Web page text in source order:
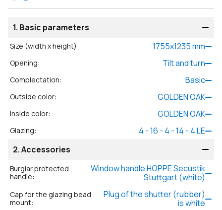
1. Basic parameters
Size (width x height): 1755x1235mm
Opening: Tilt and turn
Complectation: Basic
Outside color: GOLDEN OAK
Inside color: GOLDEN OAK
Glazing:
4 - 16 - 4 - 14 - 4 LE
2.Accessories
Burglar protected
handle:
Window handle HOPPE Secustik
Stuttgart (white)
Cap for the glazing bead
mount:
Plug of the shutter (rubber)
is white